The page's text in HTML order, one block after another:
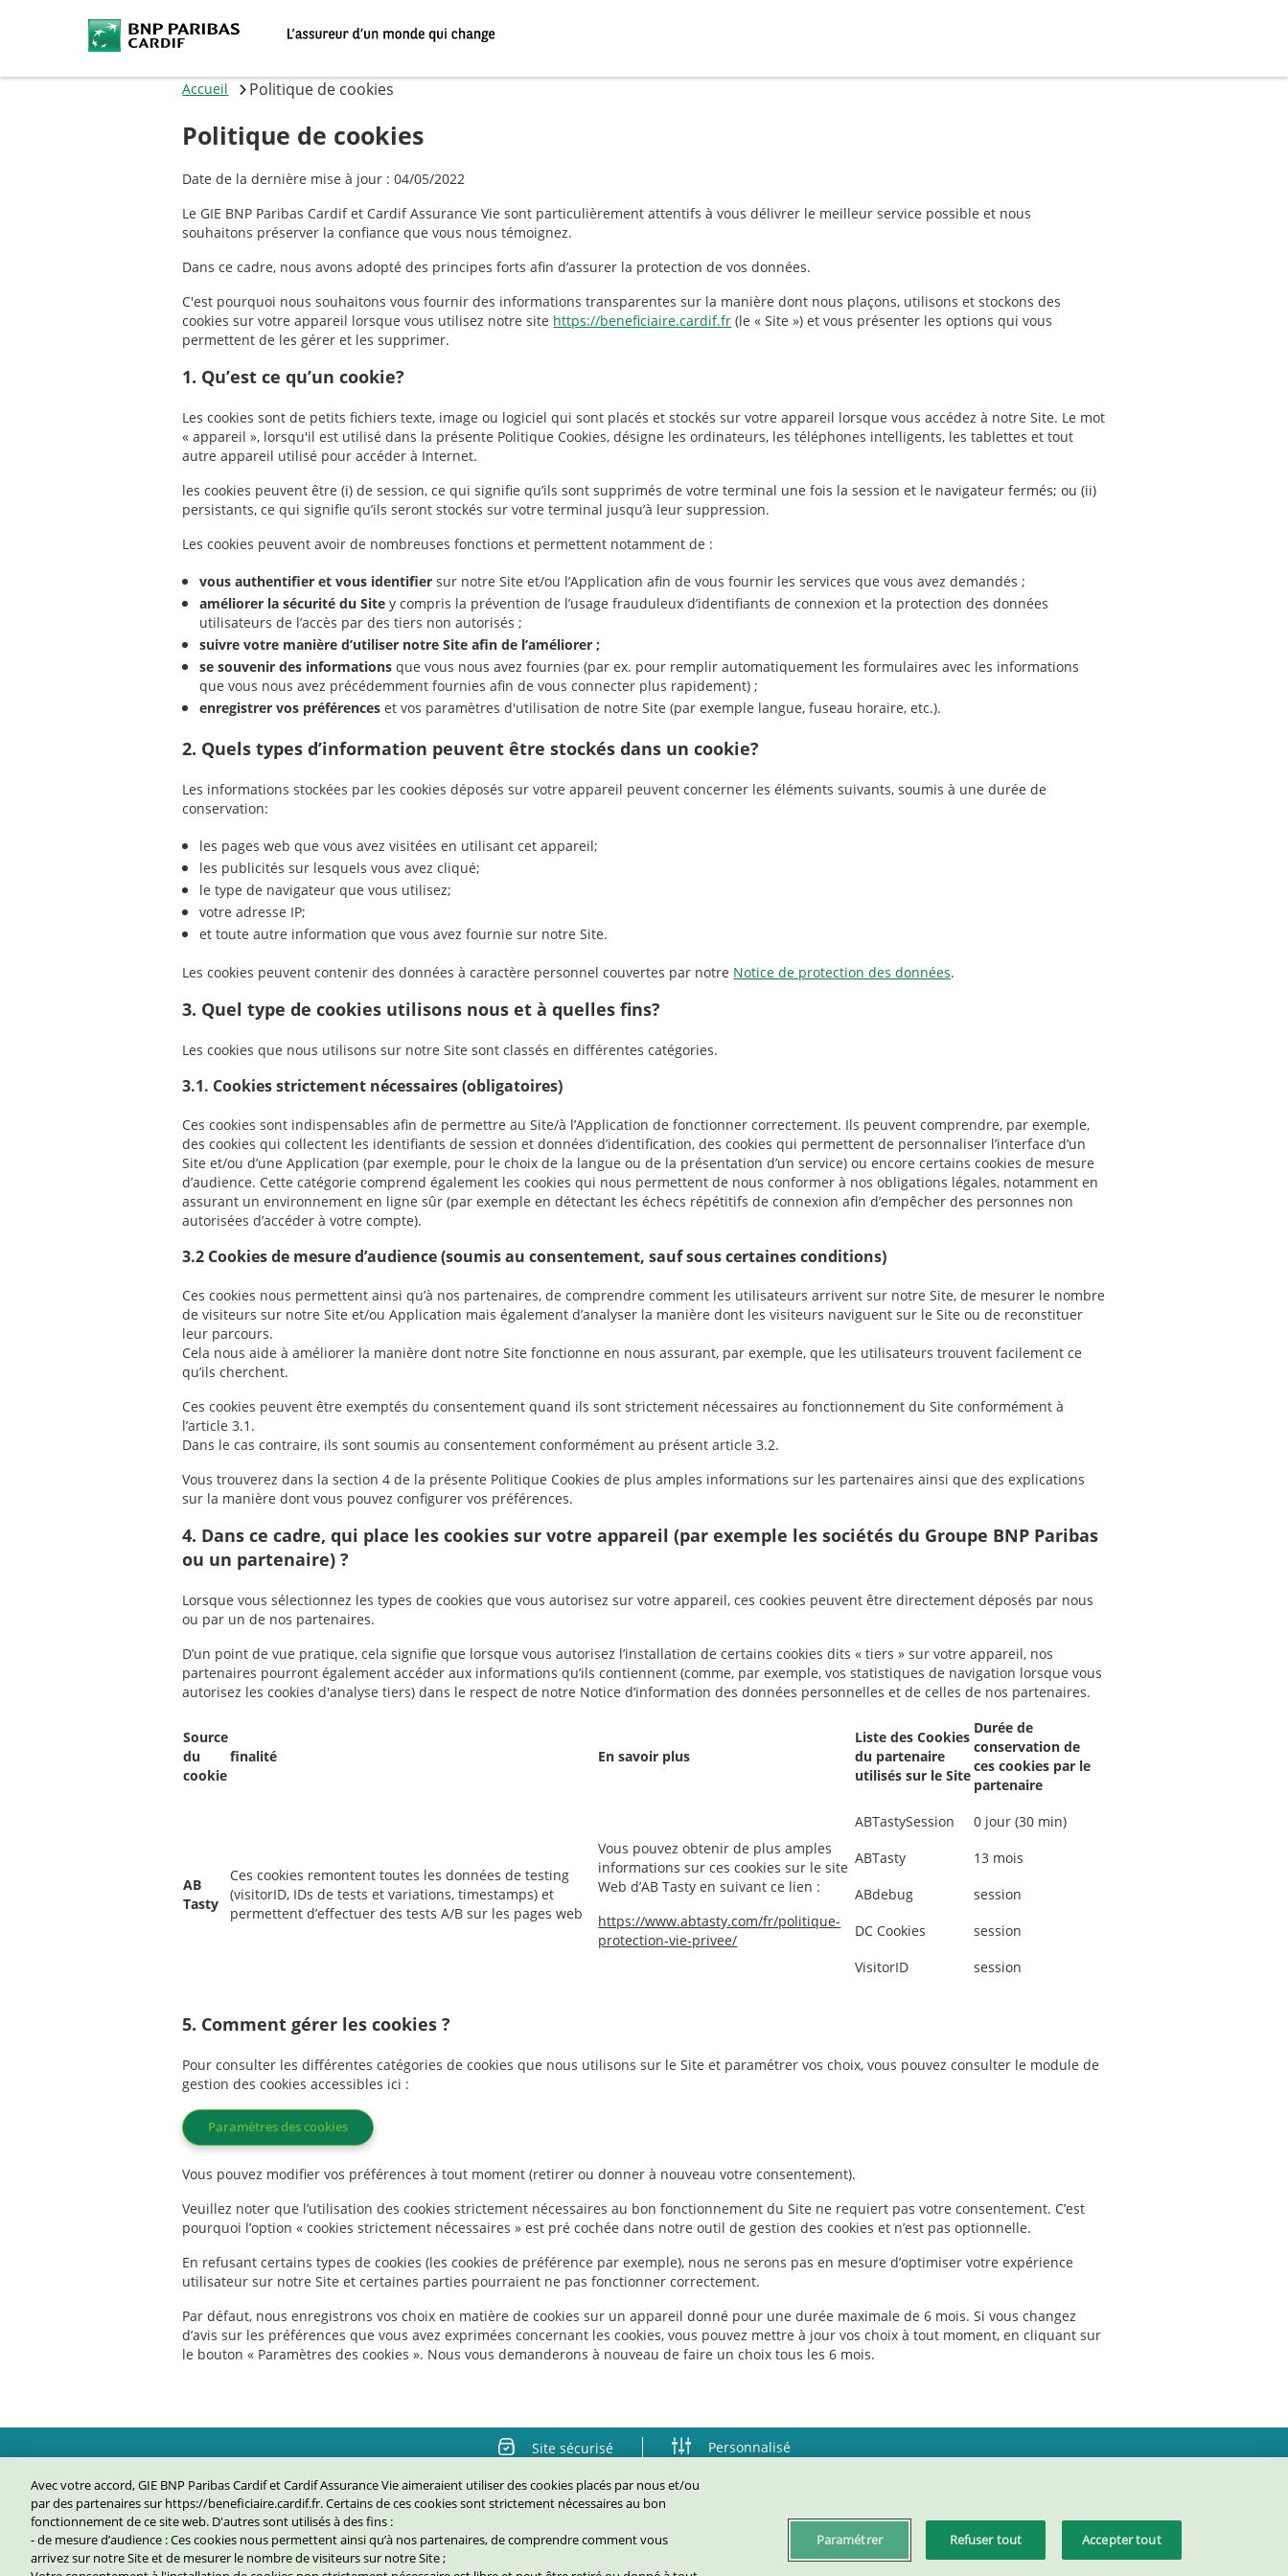
Accueil Politique de cookies
Politique de cookies
Date de la dernière mise à jour : 04/05/2022
Le GIE BNP Paribas Cardif et Cardif Assurance Vie sont particulièrement attentifs à vous délivrer le meilleur service possible et nous
souhaitons préserver la confiance que vous nous témoignez.
Dans ce cadre, nous avons adopté des principes forts afin d’assurer la protection de vos données.
C'est pourquoi nous souhaitons vous fournir des informations transparentes sur la manière dont nous plaçons, utilisons et stockons des
cookies sur votre appareil lorsque vous utilisez notre site https://beneficiaire.cardif.fr (le « Site ») et vous présenter les options qui vous
permettent de les gérer et les supprimer.
1. Qu’est ce qu’un cookie?
Les cookies sont de petits fichiers texte, image ou logiciel qui sont placés et stockés sur votre appareil lorsque vous accédez à notre Site. Le mot
« appareil », lorsqu'il est utilisé dans la présente Politique Cookies, désigne les ordinateurs, les téléphones intelligents, les tablettes et tout
autre appareil utilisé pour accéder à Internet.
les cookies peuvent être (i) de session, ce qui signifie qu’ils sont supprimés de votre terminal une fois la session et le navigateur fermés; ou (ii)
persistants, ce qui signifie qu’ils seront stockés sur votre terminal jusqu’à leur suppression.
Les cookies peuvent avoir de nombreuses fonctions et permettent notamment de :
vous authentifier et vous identifiersur notre Site et/ou l’Application afin de vous fournir les services que vous avez demandés ;
améliorer la sécurité du Sitey compris la prévention de l’usage frauduleux d’identifiants de connexion et la protection des données
utilisateurs de l’accès par des tiers non autorisés ;
suivre votre manière d’utiliser notre Site afin de l’améliorer ;
se souvenir des informationsque vous nous avez fournies (par ex. pour remplir automatiquement les formulaires avec les informations
que vous nous avez précédemment fournies afin de vous connecter plus rapidement) ;
enregistrer vos préférenceset vos paramètres d'utilisation de notre Site (par exemple langue, fuseau horaire, etc.).
2. Quels types d’information peuvent être stockés dans un cookie?
Les informations stockées par les cookies déposés sur votre appareil peuvent concerner les éléments suivants, soumis à une durée de
conservation:
les pages web que vous avez visitées en utilisant cet appareil;
les publicités sur lesquels vous avez cliqué;
le type de navigateur que vous utilisez;
votre adresse IP;
et toute autre information que vous avez fournie sur notre Site.
Les cookies peuvent contenir des données à caractère personnel couvertes par notre Notice de protection des données.
3. Quel type de cookies utilisons nous et à quelles fins?
Les cookies que nous utilisons sur notre Site sont classés en différentes catégories.
3.1. Cookies strictement nécessaires (obligatoires)
Ces cookies sont indispensables afin de permettre au Site/à l’Application de fonctionner correctement. Ils peuvent comprendre, par exemple,
des cookies qui collectent les identifiants de session et données d’identification, des cookies qui permettent de personnaliser l’interface d’un
Site et/ou d’une Application (par exemple, pour le choix de la langue ou de la présentation d’un service) ou encore certains cookies de mesure
d’audience. Cette catégorie comprend également les cookies qui nous permettent de nous conformer à nos obligations légales, notamment en
assurant un environnement en ligne sûr (par exemple en détectant les échecs répétitifs de connexion afin d’empêcher des personnes non
autorisées d’accéder à votre compte).
3.2 Cookies de mesure d’audience (soumis au consentement, sauf sous certaines conditions)
Ces cookies nous permettent ainsi qu’à nos partenaires, de comprendre comment les utilisateurs arrivent sur notre Site, de mesurer le nombre
de visiteurs sur notre Site et/ou Application mais également d’analyser la manière dont les visiteurs naviguent sur le Site ou de reconstituer
leur parcours.
Cela nous aide à améliorer la manière dont notre Site fonctionne en nous assurant, par exemple, que les utilisateurs trouvent facilement ce
qu’ils cherchent.
Ces cookies peuvent être exemptés du consentement quand ils sont strictement nécessaires au fonctionnement du Site conformément à
l’article 3.1.
Dans le cas contraire, ils sont soumis au consentement conformément au présent article 3.2.
Vous trouverez dans la section 4 de la présente Politique Cookies de plus amples informations sur les partenaires ainsi que des explications
sur la manière dont vous pouvez configurer vos préférences.
4. Dans ce cadre, qui place les cookies sur votre appareil (par exemple les sociétés du Groupe BNP Paribas
ou un partenaire) ?
Lorsque vous sélectionnez les types de cookies que vous autorisez sur votre appareil, ces cookies peuvent être directement déposés par nous
ou par un de nos partenaires.
D’un point de vue pratique, cela signifie que lorsque vous autorisez l’installation de certains cookies dits « tiers » sur votre appareil, nos
partenaires pourront également accéder aux informations qu’ils contiennent (comme, par exemple, vos statistiques de navigation lorsque vous
autorisez les cookies d'analyse tiers) dans le respect de notre Notice d’information des données personnelles et de celles de nos partenaires.
Source
du
cookie
finalité En savoir plus
Liste des Cookies
du partenaire
utilisés sur le Site
Durée de
conservation de
ces cookies par le
partenaire
AB
Tasty
Ces cookies remontent toutes les données de testing
(visitorID, IDs de tests et variations, timestamps) et
permettent d’effectuer des tests A/B sur les pages web
Vous pouvez obtenir de plus amples
informations sur ces cookies sur le site
Web d’AB Tasty en suivant ce lien :
https://www.abtasty.com/fr/politique-
protection-vie-privee/
ABTastySession
0 jour (30 min)
ABTasty
13 mois
ABdebug
session
DC Cookies
session
VisitorID
session
5. Comment gérer les cookies ?
Pour consulter les différentes catégories de cookies que nous utilisons sur le Site et paramétrer vos choix, vous pouvez consulter le module de
gestion des cookies accessibles ici :
Paramètres des cookies
Vous pouvez modifier vos préférences à tout moment (retirer ou donner à nouveau votre consentement).
Veuillez noter que l’utilisation des cookies strictement nécessaires au bon fonctionnement du Site ne requiert pas votre consentement. C’est
pourquoi l’option « cookies strictement nécessaires » est pré cochée dans notre outil de gestion des cookies et n’est pas optionnelle.
En refusant certains types de cookies (les cookies de préférence par exemple), nous ne serons pas en mesure d’optimiser votre expérience
utilisateur sur notre Site et certaines parties pourraient ne pas fonctionner correctement.
Par défaut, nous enregistrons vos choix en matière de cookies sur un appareil donné pour une durée maximale de 6 mois. Si vous changez
d’avis sur les préférences que vous avez exprimées concernant les cookies, vous pouvez mettre à jour vos choix à tout moment, en cliquant sur
le bouton « Paramètres des cookies ». Nous vous demanderons à nouveau de faire un choix tous les 6 mois.
Site sécurisé Personnalisé
Besoin d'aide ? CGU et mentions légales Politique des cookies
Avec votre accord, GIE BNP Paribas Cardif et Cardif Assurance Vie aimeraient utiliser des cookies placés par nous et/ou
par des partenaires sur https://beneficiaire.cardif.fr. Certains de ces cookies sont strictement nécessaires au bon
fonctionnement de ce site web. D'autres sont utilisés à des fins :
- de mesure d’audience : Ces cookies nous permettent ainsi qu’à nos partenaires, de comprendre comment vous
arrivez sur notre Site et de mesurer le nombre de visiteurs sur notre Site ;
Paramétrer Refuser tout Accepter tout